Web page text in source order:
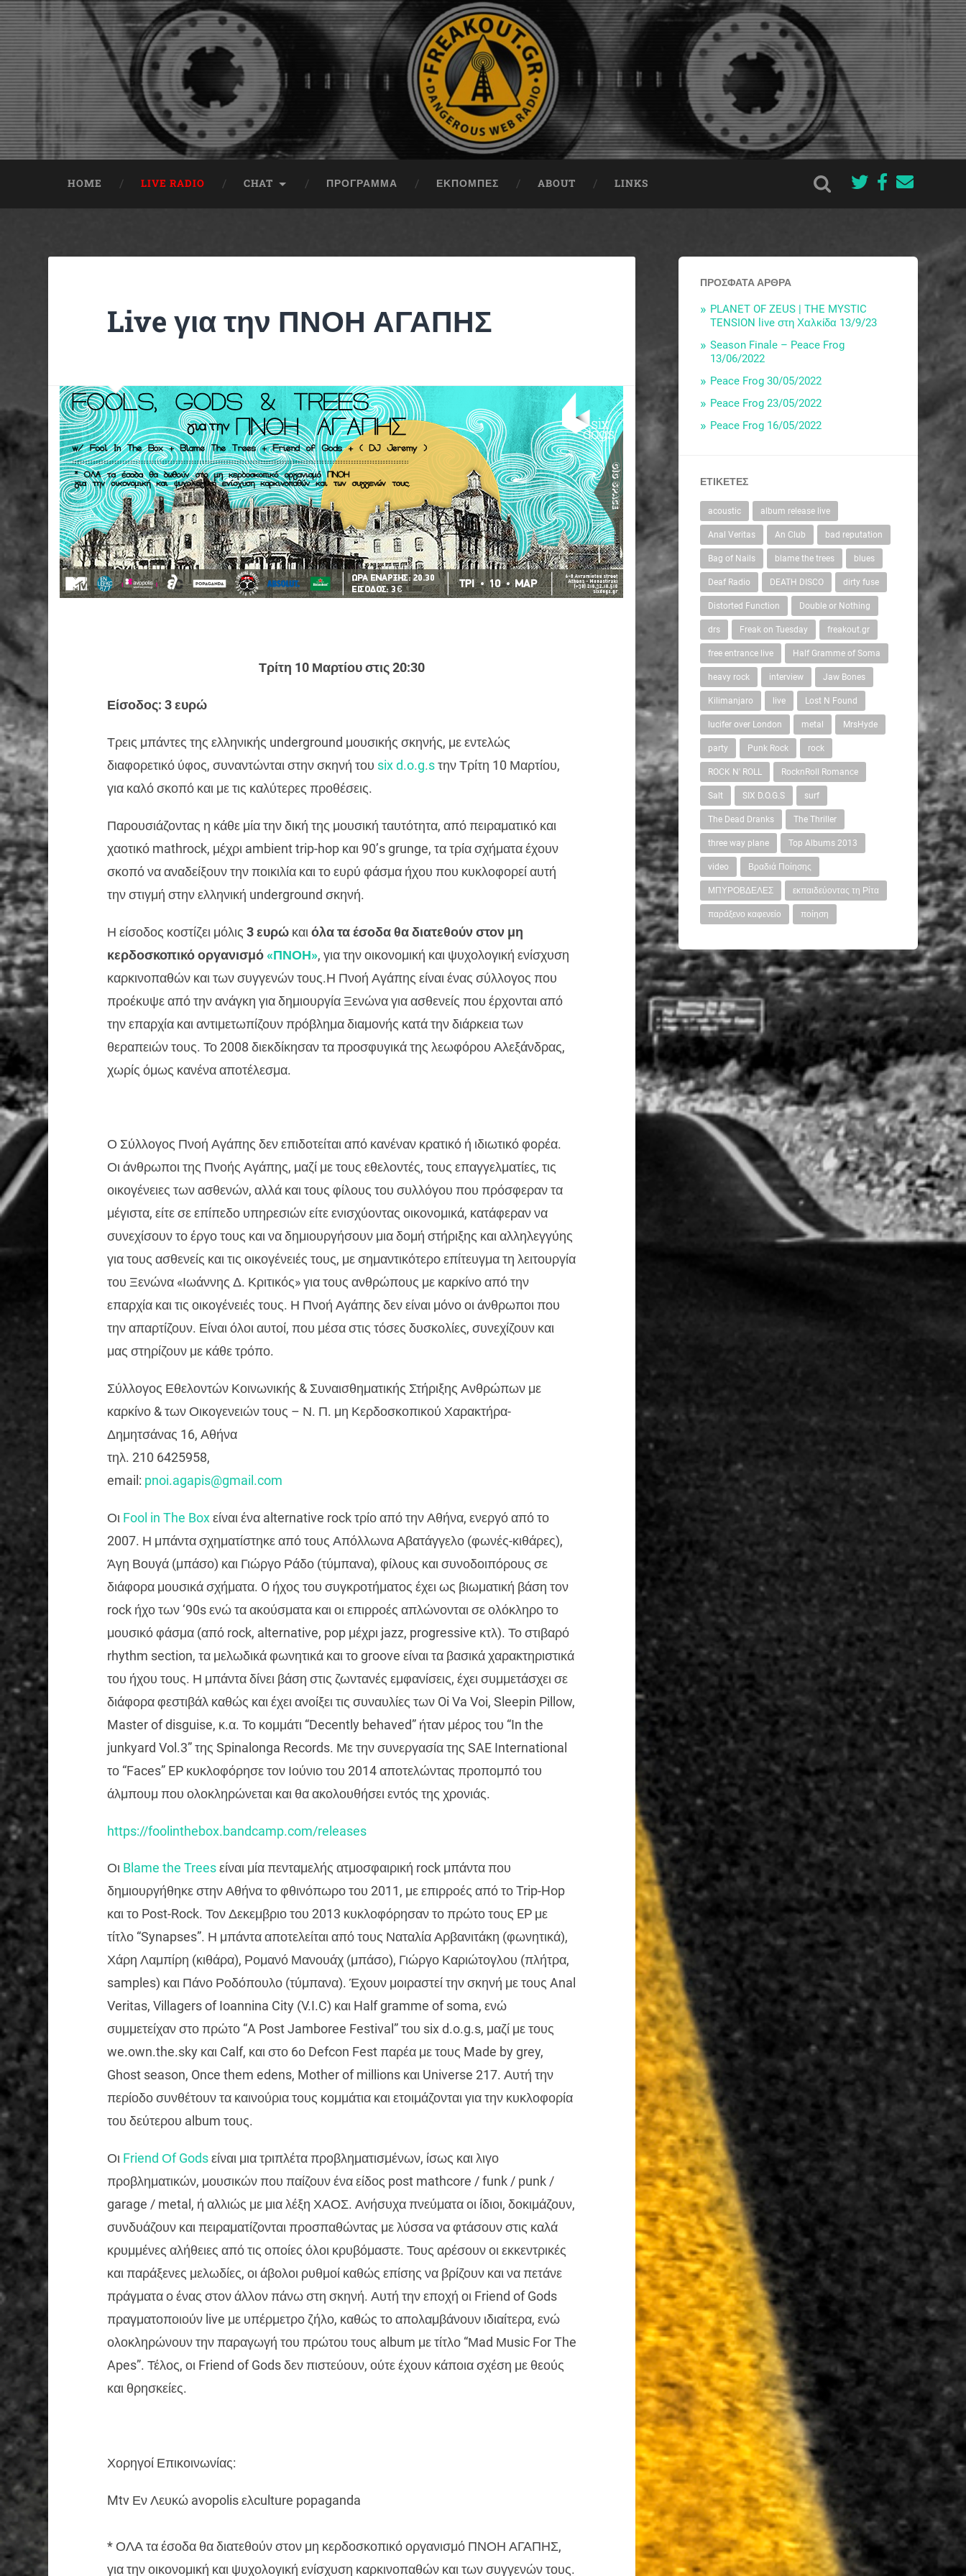
HOME LIVE RADIO CHAT ΠΡΟΓΡΑΜΜΑ ΕΚΠΟΜΠΈΣ ABOUT LINKS
Live για την ΠΝΟΗ ΑΓΑΠΗΣ
Τρίτη 10 Μαρτίου στις 20:30
Είσοδος: 3 ευρώ
Τρεις μπάντες της ελληνικής underground μουσικής σκηνής, με εντελώς
διαφορετικό ύφος, συναντώνται στην σκηνή του six d.o.g.sτην Τρίτη 10 Μαρτίου,
για καλό σκοπό και με τις καλύτερες προθέσεις.
Παρουσιάζοντας η κάθε μία την δική της μουσική ταυτότητα, από πειραματικό και
χαοτικό mathrock, μέχρι ambient trip-hop και 90’s grunge, τα τρία σχήματα έχουν
σκοπό να αναδείξουν την ποικιλία και το ευρύ φάσμα ήχου που κυκλοφορεί αυτή
την στιγμή στην ελληνική underground σκηνή.
Η είσοδος κοστίζει μόλις 3 ευρώκαι όλα τα έσοδα θα διατεθούν στον μη
κερδοσκοπικό οργανισμό«ΠΝΟΗ», για την οικονομική και ψυχολογική ενίσχυση
καρκινοπαθών και των συγγενών τους.Η Πνοή Αγάπης είναι ένας σύλλογος που
προέκυψε από την ανάγκη για δημιουργία Ξενώνα για ασθενείς που έρχονται από
την επαρχία και αντιμετωπίζουν πρόβλημα διαμονής κατά την διάρκεια των
θεραπειών τους. Το 2008 διεκδίκησαν τα προσφυγικά της λεωφόρου Αλεξάνδρας,
χωρίς όμως κανένα αποτέλεσμα.
Ο Σύλλογος Πνοή Αγάπης δεν επιδοτείται από κανέναν κρατικό ή ιδιωτικό φορέα.
Οι άνθρωποι της Πνοής Αγάπης, μαζί με τους εθελοντές, τους επαγγελματίες, τις
οικογένειες των ασθενών, αλλά και τους φίλους του συλλόγου που πρόσφεραν τα
μέγιστα, είτε σε επίπεδο υπηρεσιών είτε ενισχύοντας οικονομικά, κατάφεραν να
συνεχίσουν το έργο τους και να δημιουργήσουν μια δομή στήριξης και αλληλεγγύης
για τους ασθενείς και τις οικογένειές τους, με σημαντικότερο επίτευγμα τη λειτουργία
του Ξενώνα «Ιωάννης Δ. Κριτικός» για τους ανθρώπους με καρκίνο από την
επαρχία και τις οικογένειές τους. Η Πνοή Αγάπης δεν είναι μόνο οι άνθρωποι που
την απαρτίζουν. Είναι όλοι αυτοί, που μέσα στις τόσες δυσκολίες, συνεχίζουν και
μας στηρίζουν με κάθε τρόπο.
Σύλλογος Εθελοντών Κοινωνικής & Συναισθηματικής Στήριξης Ανθρώπων με
καρκίνο & των Οικογενειών τους – Ν. Π. μη Κερδοσκοπικού Χαρακτήρα-
Δημητσάνας 16, Αθήνα
τηλ. 210 6425958,
email: pnoi.agapis@gmail.com
Οι Fool in The Boxείναι ένα alternative rock τρίο από την Αθήνα, ενεργό από το
2007. Η μπάντα σχηματίστηκε από τους Απόλλωνα Αβατάγγελο (φωνές-κιθάρες),
Άγη Βουγά (μπάσο) και Γιώργο Ράδο (τύμπανα), φίλους και συνοδοιπόρους σε
διάφορα μουσικά σχήματα. O ήχος του συγκροτήματος έχει ως βιωματική βάση τον
rock ήχο των ‘90s ενώ τα ακούσματα και οι επιρροές απλώνονται σε ολόκληρο το
μουσικό φάσμα (από rock, alternative, pop μέχρι jazz, progressive κτλ). Το στιβαρό
rhythm section, τα μελωδικά φωνητικά και το groove είναι τα βασικά χαρακτηριστικά
του ήχου τους. Η μπάντα δίνει βάση στις ζωντανές εμφανίσεις, έχει συμμετάσχει σε
διάφορα φεστιβάλ καθώς και έχει ανοίξει τις συναυλίες των Oi Va Voi, Sleepin Pillow,
Master of disguise, κ.α. Το κομμάτι “Decently behaved” ήταν μέρος του “In the
junkyard Vol.3” της Spinalonga Records. Με την συνεργασία της SAE International
το “Faces” EP κυκλοφόρησε τον Ιούνιο του 2014 αποτελώντας προπομπό του
άλμπουμ που ολοκληρώνεται και θα ακολουθήσει εντός της χρονιάς.
https://foolinthebox.bandcamp.com/releases
Οι Blame the Treesείναι μία πενταμελής ατμοσφαιρική rock μπάντα που
δημιουργήθηκε στην Αθήνα το φθινόπωρο του 2011, με επιρροές από το Trip-Hop
και το Post-Rock. Τον Δεκεμβριο του 2013 κυκλοφόρησαν το πρώτο τους EP με
τίτλο “Synapses”. Η μπάντα αποτελείται από τους Ναταλία Αρβανιτάκη (φωνητικά),
Χάρη Λαμπίρη (κιθάρα), Ρομανό Μανουάχ (μπάσο), Γιώργο Καριώτογλου (πλήτρα,
samples) και Πάνο Ροδόπουλο (τύμπανα). Έχουν μοιραστεί την σκηνή με τους Anal
Veritas, Villagers of Ioannina City (V.I.C) και Half gramme of soma, ενώ
συμμετείχαν στο πρώτο “A Post Jamboree Festival” του six d.o.g.s, μαζί με τους
we.own.the.sky και Calf, και στο 6ο Defcon Fest παρέα με τους Made by grey,
Ghost season, Once them edens, Mother of millions και Universe 217. Αυτή την
περίοδο συνθέτουν τα καινούρια τους κομμάτια και ετοιμάζονται για την κυκλοφορία
του δεύτερου album τους.
Οι Friend Οf Godsείναι μια τριπλέτα προβληματισμένων, ίσως και λιγο
προβληματικών, μουσικών που παίζουν ένα είδος post mathcore / funk / punk /
garage / metal, ή αλλιώς με μια λέξη ΧΑΟΣ. Ανήσυχα πνεύματα οι ίδιοι, δοκιμάζουν,
συνδυάζουν και πειραματίζονται προσπαθώντας με λύσσα να φτάσουν στις καλά
κρυμμένες αλήθειες από τις οποίες όλοι κρυβόμαστε. Τους αρέσουν οι εκκεντρικές
και παράξενες μελωδίες, οι άβολοι ρυθμοί καθώς επίσης να βρίζουν και να πετάνε
πράγματα ο ένας στον άλλον πάνω στη σκηνή. Αυτή την εποχή οι Friend of Gods
πραγματοποιούν live με υπέρμετρο ζήλο, καθώς το απολαμβάνουν ιδιαίτερα, ενώ
ολοκληρώνουν την παραγωγή του πρώτου τους album με τίτλο “Μad Μusic For The
Apes”. Τέλος, οι Friend of Gods δεν πιστεύουν, ούτε έχουν κάποια σχέση με θεούς
και θρησκείες.
Χορηγοί Επικοινωνίας:
Mtv Εν Λευκώ avopolis ελculture popaganda
* ΟΛΑ τα έσοδα θα διατεθούν στον μη κερδοσκοπικό οργανισμό ΠΝΟΗ ΑΓΑΠΗΣ,
για την οικονομική και ψυχολογική ενίσχυση καρκινοπαθών και των συγγενών τους.
ΠΡΌΣΦΑΤΑ ΆΡΘΡΑ
PLANET OF ZEUS | THE MYSTIC
TENSION live στη Χαλκίδα 13/9/23
Season Finale – Peace Frog
13/06/2022
Peace Frog 30/05/2022
Peace Frog 23/05/2022
Peace Frog 16/05/2022
ΕΤΙΚΈΤΕΣ
acoustic album release live
Anal Veritas An Club bad reputation
Bag of Nails blame the trees blues
Deaf Radio DEATH DISCO dirty fuse
Distorted Function Double or Nothing
drs Freak on Tuesday freakout.gr
free entrance live Half Gramme of Soma
heavy rock interview Jaw Bones
Kilimanjaro live Lost N Found
lucifer over London metal MrsHyde
party Punk Rock rock
ROCK N' ROLL RocknRoll Romance
Salt SIX D.O.G.S surf
The Dead Dranks The Thriller
three way plane Top Albums 2013
video Βραδιά Ποίησης
ΜΠΥΡΟΒΔΕΛΕΣ εκπαιδεύοντας τη Ρίτα
παράξενο καφενείο ποίηση